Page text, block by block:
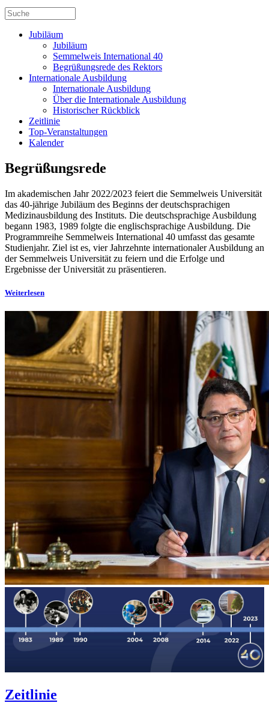
Jubiläum
Jubiläum
Semmelweis International 40
Begrüßungsrede des Rektors
Internationale Ausbildung
Internationale Ausbildung
Über die Internationale Ausbildung
Historischer Rückblick
Zeitlinie
Top-Veranstaltungen
Kalender
Begrüßungsrede
Im akademischen Jahr 2022/2023 feiert die Semmelweis Universität
das 40-jährige Jubiläum des Beginns der deutschsprachigen
Medizinausbildung des Instituts. Die deutschsprachige Ausbildung
begann 1983, 1989 folgte die englischsprachige Ausbildung. Die
Programmreihe Semmelweis International 40 umfasst das gesamte
Studienjahr. Ziel ist es, vier Jahrzehnte internationaler Ausbildung an
der Semmelweis Universität zu feiern und die Erfolge und
Ergebnisse der Universität zu präsentieren.
Weiterlesen
Zeitlinie